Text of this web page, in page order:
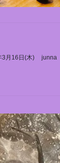
3月16日(木) junna